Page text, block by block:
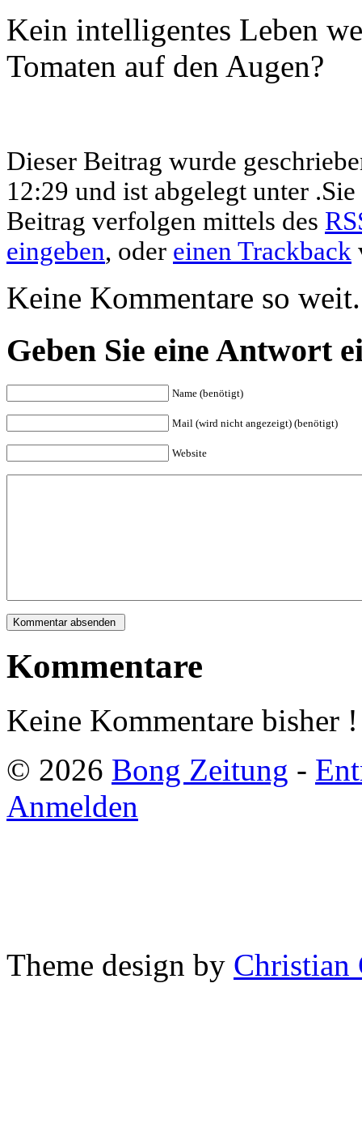
Kein intelligentes Leben
Tomaten auf den Augen?
Dieser Beitrag wurde
12:29 und ist abgelegt unter
Beitrag verfolgen mittels des
eingeben, oder einen Trackback
Keine Kommentare so weit.
Geben Sie eine Antwort
Name (benötigt)
Mail (wird nicht angezeigt) (benötigt)
Website
Kommentare
Keine Kommentare bisher !
© 2026 Bong Zeitung -
Anmelden
Theme design by Christian